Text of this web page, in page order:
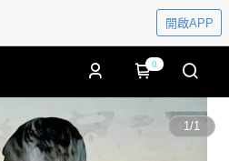
開啟APP
0
1/1